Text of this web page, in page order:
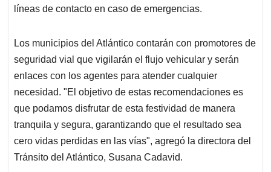
líneas de contacto en caso de emergencias.
Los municipios del Atlántico contarán con promotores de
seguridad vial que vigilarán el flujo vehicular y serán
enlaces con los agentes para atender cualquier
necesidad. "El objetivo de estas recomendaciones es
que podamos disfrutar de esta festividad de manera
tranquila y segura, garantizando que el resultado sea
cero vidas perdidas en las vías", agregó la directora del
Tránsito del Atlántico, Susana Cadavid.